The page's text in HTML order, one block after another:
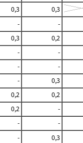
0,3
0,3
- -
0,3 0,2
- -
- -
- 0,3
0,2 0,2
0,2 -
- -
- 0,3